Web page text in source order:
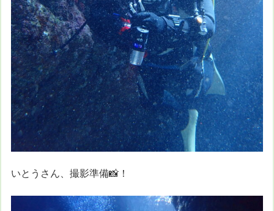
いとうさん、撮影準備📸！